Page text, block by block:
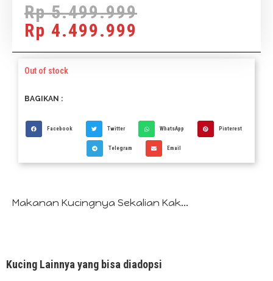
Rp5.499.999
Rp 4.499.999
Out of stock
BAGIKAN :
Facebook Twitter WhatsApp Pinterest
Telegram Email
Makanan Kucingnya Sekalian Kak...
Kucing Lainnya yang bisa diadopsi